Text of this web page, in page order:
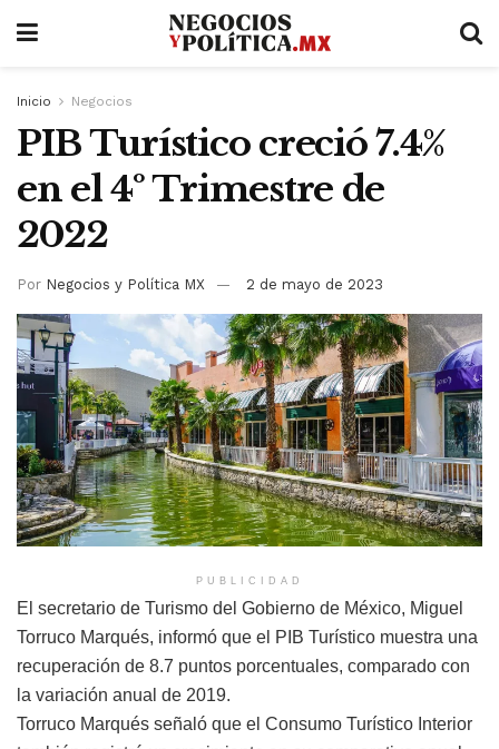
Inicio Negocios
PIB Turístico creció 7.4%
en el 4º Trimestre de
2022
Por Negocios y Política MX 2 de mayo de 2023
PUBLICIDAD
El secretario de Turismo del Gobierno de México, Miguel
Torruco Marqués, informó que el PIB Turístico muestra una
recuperación de 8.7 puntos porcentuales, comparado con
la variación anual de 2019.
Torruco Marqués señaló que el Consumo Turístico Interior